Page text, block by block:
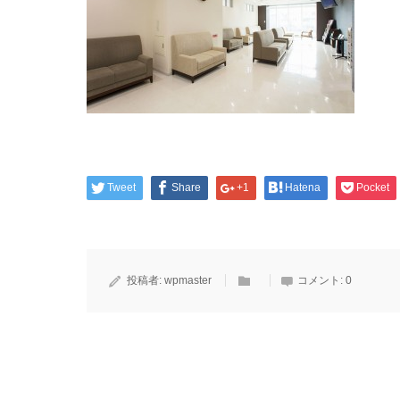
Tweet Share +1 Hatena Pocket
投稿者: wpmaster コメント: 0